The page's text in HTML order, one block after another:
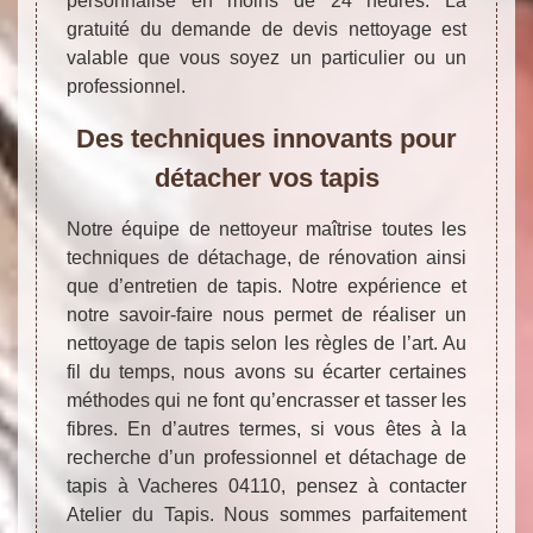
gratuité du demande de devis nettoyage est
valable que vous soyez un particulier ou un
professionnel.
Des techniques innovants pour
détacher vos tapis
Notre équipe de nettoyeur maîtrise toutes les
techniques de détachage, de rénovation ainsi
que d’entretien de tapis. Notre expérience et
notre savoir-faire nous permet de réaliser un
nettoyage de tapis selon les règles de l’art. Au
fil du temps, nous avons su écarter certaines
méthodes qui ne font qu’encrasser et tasser les
fibres. En d’autres termes, si vous êtes à la
recherche d’un professionnel et détachage de
tapis à Vacheres 04110, pensez à contacter
Atelier du Tapis. Nous sommes parfaitement